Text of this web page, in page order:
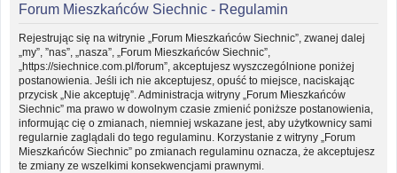
Forum Mieszkańców Siechnic - Regulamin
Rejestrując się na witrynie „Forum Mieszkańców Siechnic”, zwanej dalej
„my”, ”nas”, „nasza”, „Forum Mieszkańców Siechnic”,
„https://siechnice.com.pl/forum”, akceptujesz wyszczególnione poniżej
postanowienia. Jeśli ich nie akceptujesz, opuść to miejsce, naciskając
przycisk „Nie akceptuję”. Administracja witryny „Forum Mieszkańców
Siechnic” ma prawo w dowolnym czasie zmienić poniższe postanowienia,
informując cię o zmianach, niemniej wskazane jest, aby użytkownicy sami
regularnie zaglądali do tego regulaminu. Korzystanie z witryny „Forum
Mieszkańców Siechnic” po zmianach regulaminu oznacza, że akceptujesz
te zmiany ze wszelkimi konsekwencjami prawnymi.